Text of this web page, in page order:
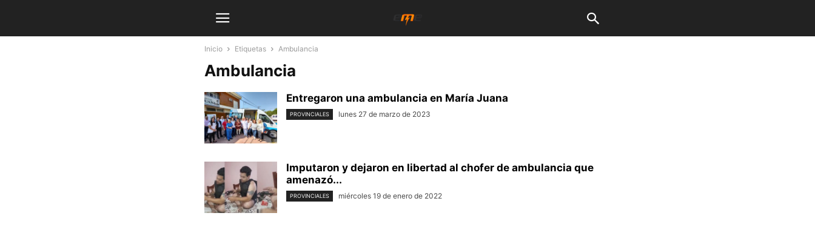
Inicio Etiquetas Ambulancia
Ambulancia
Entregaron una ambulancia en María Juana
PROVINCIALES lunes 27 de marzo de 2023
Imputaron y dejaron en libertad al chofer de ambulancia que
amenazó...
PROVINCIALES miércoles 19 de enero de 2022